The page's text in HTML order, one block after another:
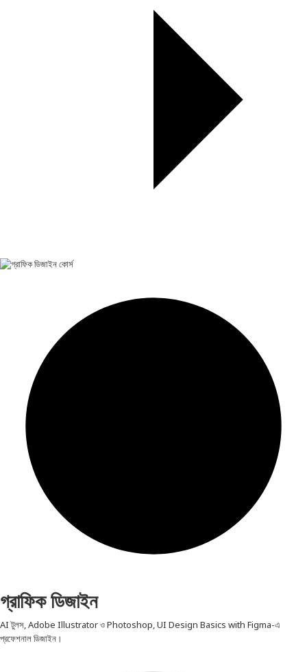
গ্রাফিক ডিজাইন
AI টুলস, Adobe Illustrator ও Photoshop, UI Design Basics with Figma-এ
প্রফেশনাল ডিজাইন।